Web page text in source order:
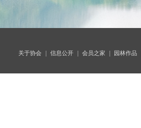
关于协会 信息公开 会员之家 园林作品